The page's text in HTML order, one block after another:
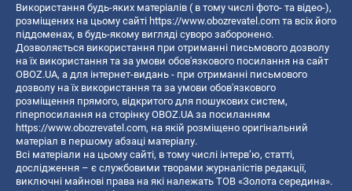
Використання будь-яких матеріалів ( в тому числі фото- та відео-),
розміщених на цьому сайті https://www.obozrevatel.com та всіх його
піддоменах, в будь-якому вигляді суворо заборонено.
Дозволяється використання при отриманні письмового дозволу
на їх використання та за умови обов'язкового посилання на сайт
OBOZ.UA, а для інтернет-видань - при отриманні письмового
дозволу на їх використання та за умови обов'язкового
розміщення прямого, відкритого для пошукових систем,
гіперпосилання на сторінку OBOZ.UA за посиланням
https://www.obozrevatel.com, на якій розміщено оригінальний
матеріал в першому абзаці матеріалу.
Всі матеріали на цьому сайті, в тому числі інтерв’ю, статті,
дослідження – є службовими творами журналістів редакції,
виключні майнові права на які належать ТОВ «Золота середина».